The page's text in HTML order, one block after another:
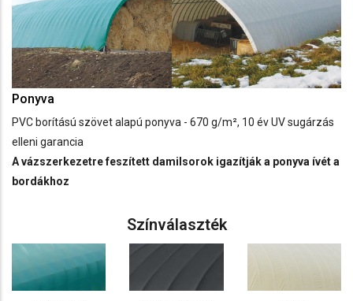
Ponyva
PVC borítású szövet alapú ponyva - 670 g/m², 10 év UV sugárzás
elleni garancia
A vázszerkezetre feszített damilsorok igazítják a ponyva ívét a
bordákhoz
Színválaszték